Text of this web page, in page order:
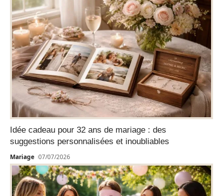
Idée cadeau pour 32 ans de mariage : des
suggestions personnalisées et inoubliables
Mariage 07/07/2026